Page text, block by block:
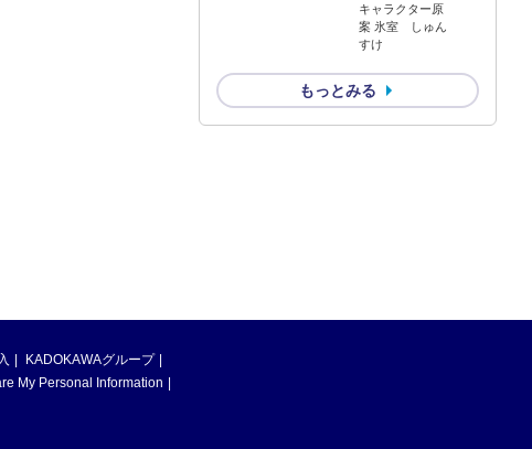
キャラクター原
案 氷室 しゅん
すけ
もっとみる
KADOKAWAグループ
My Personal Information